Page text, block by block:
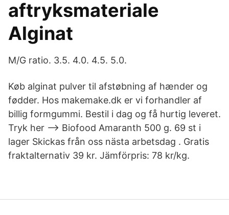
aftryksmateriale
Alginat
M/G ratio. 3.5. 4.0. 4.5. 5.0.
Køb alginat pulver til afstøbning af hænder og
fødder. Hos makemake.dk er vi forhandler af
billig formgummi. Bestil i dag og få hurtig leveret.
Tryk her --> Biofood Amaranth 500 g. 69 st i
lager Skickas från oss nästa arbetsdag . Gratis
fraktalternativ 39 kr. Jämförpris: 78 kr/kg.